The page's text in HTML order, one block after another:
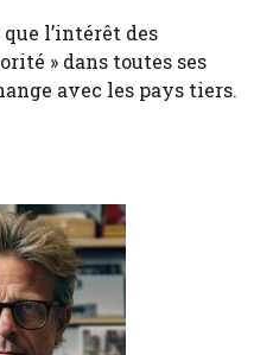
l’intérêt des
» dans toutes ses
avec les pays tiers.